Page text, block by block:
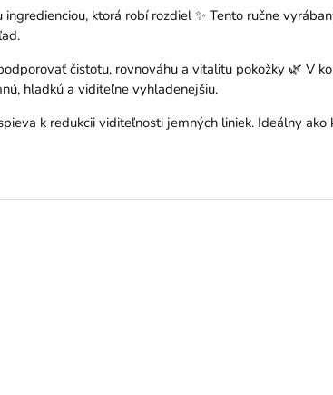
ktorá robí rozdiel ✨ Tento ručne
čistotu, rovnováhu a vitalitu pokožky 🌿 V
hladkú a viditeľne vyhladenejšiu.
k redukcii viditeľnosti jemných liniek. Ideálny ako